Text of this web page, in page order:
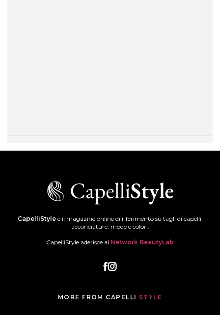
CapelliStyleè il magazine online di riferimento su tagli di capelli,
acconciature, mode e colori.
CapelliStyle aderisce al Network BeautyLab
MORE FROM CAPELLI STYLE